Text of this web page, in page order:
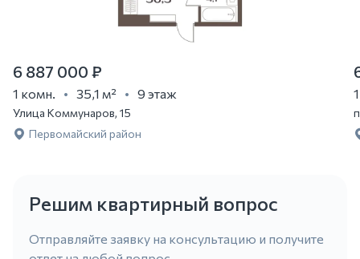
6 887 000 ₽
1 комн. 35,1 м² 9 этаж
Улица Коммунаров, 15
Первомайский район
Решим квартирный вопрос
Отправляйте заявку на консультацию и получите